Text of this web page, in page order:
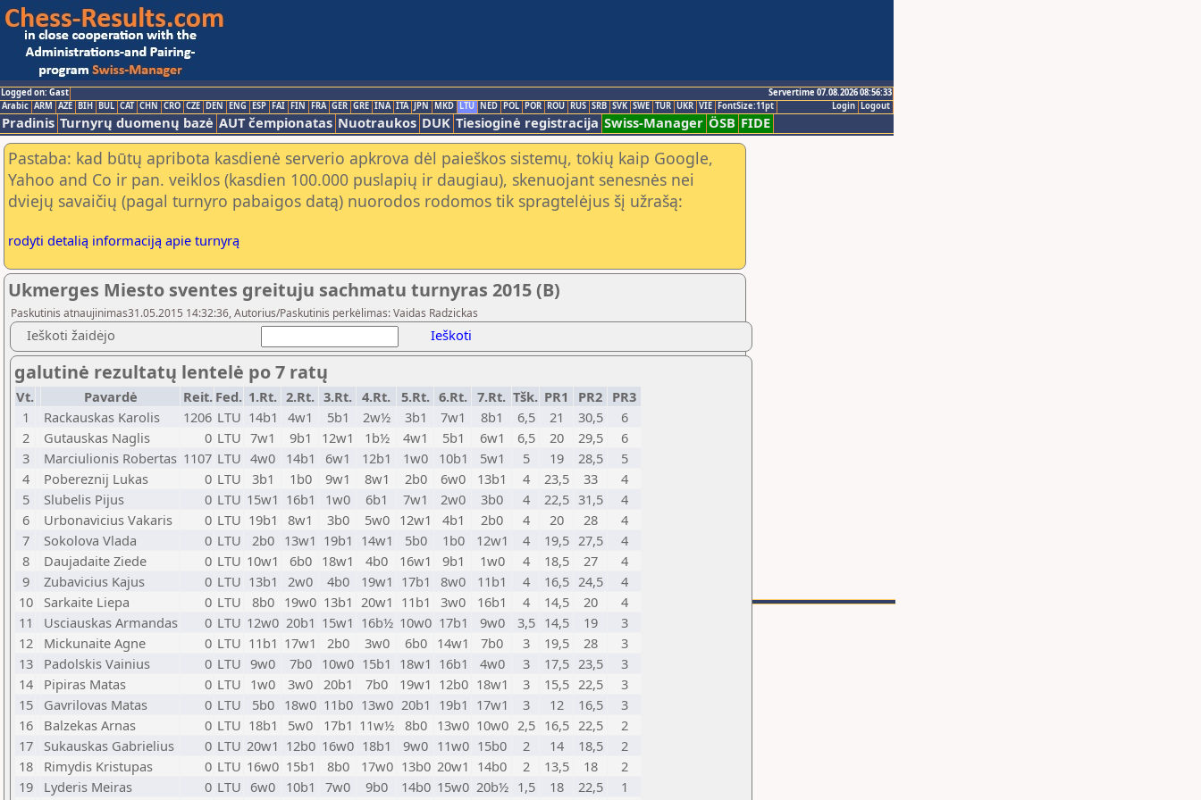
Logged on: Gast
Servertime 07.08.2026 08:56:33
Logout
Login
Arabic ARM AZE BIH BUL CAT CHN CRO CZE DEN ENG ESP FAI FIN FRA GER GRE INA ITA JPN MKD LTU NED POL POR ROU RUS SRB SVK SWE TUR UKR VIE FontSize:11pt
Pradinis Turnyrų duomenų bazė AUT čempionatas Nuotraukos DUK Tiesioginė registracija Swiss-Manager ÖSB FIDE
Pastaba: kad būtų apribota kasdienė serverio apkrova dėl paieškos sistemų, tokių kaip Google,
Yahoo and Co ir pan. veiklos (kasdien 100.000 puslapių ir daugiau), skenuojant senesnės nei
dviejų savaičių (pagal turnyro pabaigos datą) nuorodos rodomos tik spragtelėjus šį užrašą:
rodyti detalią informaciją apie turnyrą
Ukmerges Miesto sventes greituju sachmatu turnyras 2015 (B)
Paskutinis atnaujinimas31.05.2015 14:32:36, Autorius/Paskutinis perkėlimas: Vaidas Radzickas
Ieškoti žaidėjo Ieškoti
galutinė rezultatų lentelė po 7 ratų
Vt. Pavardė Reit. Fed. 1.Rt. 2.Rt. 3.Rt. 4.Rt. 5.Rt. 6.Rt. 7.Rt. Tšk. PR1 PR2 PR3
1
Rackauskas Karolis 1206 LTU 14b1 4w1 5b1 2w½ 3b1 7w1 8b1 6,5 21 30,5
6
2
Gutauskas Naglis 0 LTU 7w1 9b1 12w1 1b½ 4w1 5b1 6w1 6,5 20 29,5
6
3
Marciulionis Robertas 1107 LTU 4w0 14b1 6w1 12b1 1w0 10b1 5w1 5 19 28,5
5
4
Pobereznij Lukas 0 LTU 3b1 1b0 9w1 8w1 2b0 6w0 13b1 4 23,5 33
4
5
Slubelis Pijus 0 LTU 15w1 16b1 1w0 6b1 7w1 2w0 3b0 4 22,5 31,5
4
6
Urbonavicius Vakaris 0 LTU 19b1 8w1 3b0 5w0 12w1 4b1 2b0 4 20 28
4
7
Sokolova Vlada 0 LTU 2b0 13w1 19b1 14w1 5b0 1b0 12w1 4 19,5 27,5
4
8
Daujadaite Ziede 0 LTU 10w1 6b0 18w1 4b0 16w1 9b1 1w0 4 18,5 27
4
9
Zubavicius Kajus 0 LTU 13b1 2w0 4b0 19w1 17b1 8w0 11b1 4 16,5 24,5
4
10
Sarkaite Liepa 0 LTU 8b0 19w0 13b1 20w1 11b1 3w0 16b1 4 14,5 20
4
11
Usciauskas Armandas 0 LTU 12w0 20b1 15w1 16b½ 10w0 17b1 9w0 3,5 14,5 19
3
12
Mickunaite Agne 0 LTU 11b1 17w1 2b0 3w0 6b0 14w1 7b0 3 19,5 28
3
13
Padolskis Vainius 0 LTU 9w0 7b0 10w0 15b1 18w1 16b1 4w0 3 17,5 23,5
3
14
Pipiras Matas 0 LTU 1w0 3w0 20b1 7b0 19w1 12b0 18w1 3 15,5 22,5
3
15
Gavrilovas Matas 0 LTU 5b0 18w0 11b0 13w0 20b1 19b1 17w1 3 12 16,5
3
16
Balzekas Arnas 0 LTU 18b1 5w0 17b1 11w½ 8b0 13w0 10w0 2,5 16,5 22,5
2
17
Sukauskas Gabrielius 0 LTU 20w1 12b0 16w0 18b1 9w0 11w0 15b0 2 14 18,5
2
18
Rimydis Kristupas 0 LTU 16w0 15b1 8b0 17w0 13b0 20w1 14b0 2 13,5 18
2
19
Lyderis Meiras 0 LTU 6w0 10b1 7w0 9b0 14b0 15w0 20b½ 1,5 18 22,5
1